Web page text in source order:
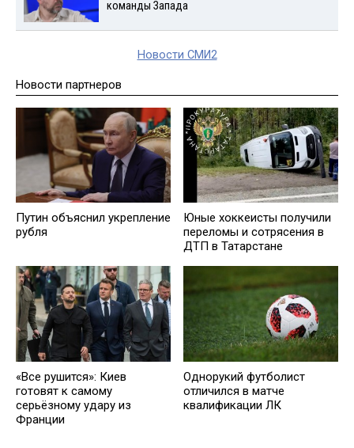
команды Запада
Новости СМИ2
Новости партнеров
Путин объяснил укрепление
рубля
Юные хоккеисты получили
переломы и сотрясения в
ДТП в Татарстане
«Все рушится»: Киев
готовят к самому
серьёзному удару из
Франции
Однорукий футболист
отличился в матче
квалификации ЛК